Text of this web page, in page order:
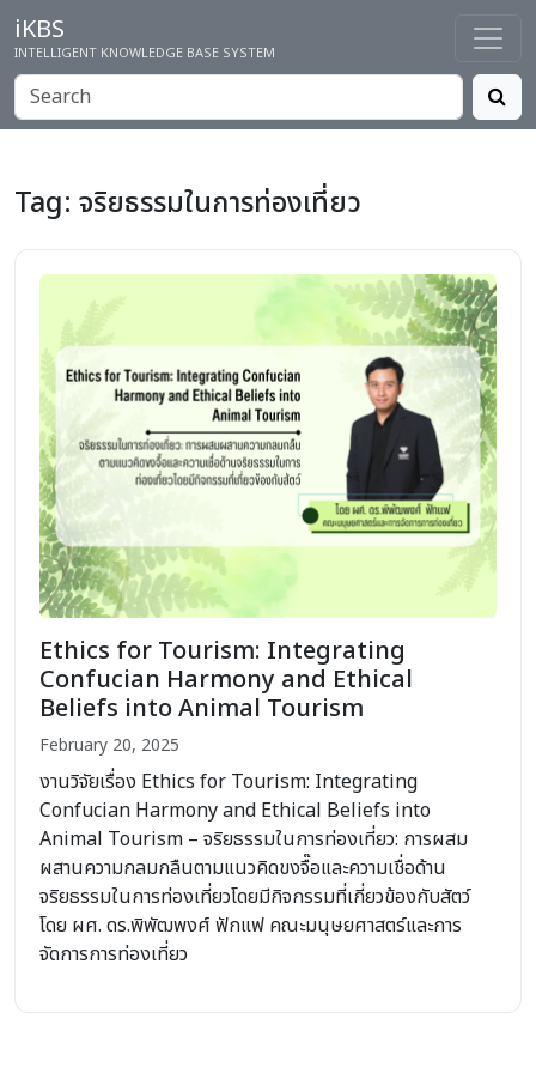
iKBS
INTELLIGENT KNOWLEDGE BASE SYSTEM
Tag: จริยธรรมในการท่องเที่ยว
Ethics for Tourism: Integrating
Confucian Harmony and Ethical
Beliefs into Animal Tourism
February 20, 2025
งานวิจัยเรื่อง Ethics for Tourism: Integrating
Confucian Harmony and Ethical Beliefs into
Animal Tourism – จริยธรรมในการท่องเที่ยว: การผสม
ผสานความกลมกลืนตามแนวคิดขงจื๊อและความเชื่อด้าน
จริยธรรมในการท่องเที่ยวโดยมีกิจกรรมที่เกี่ยวข้องกับสัตว์
โดย ผศ. ดร.พิพัฒพงศ์ ฟักแฟ คณะมนุษยศาสตร์และการ
จัดการการท่องเที่ยว